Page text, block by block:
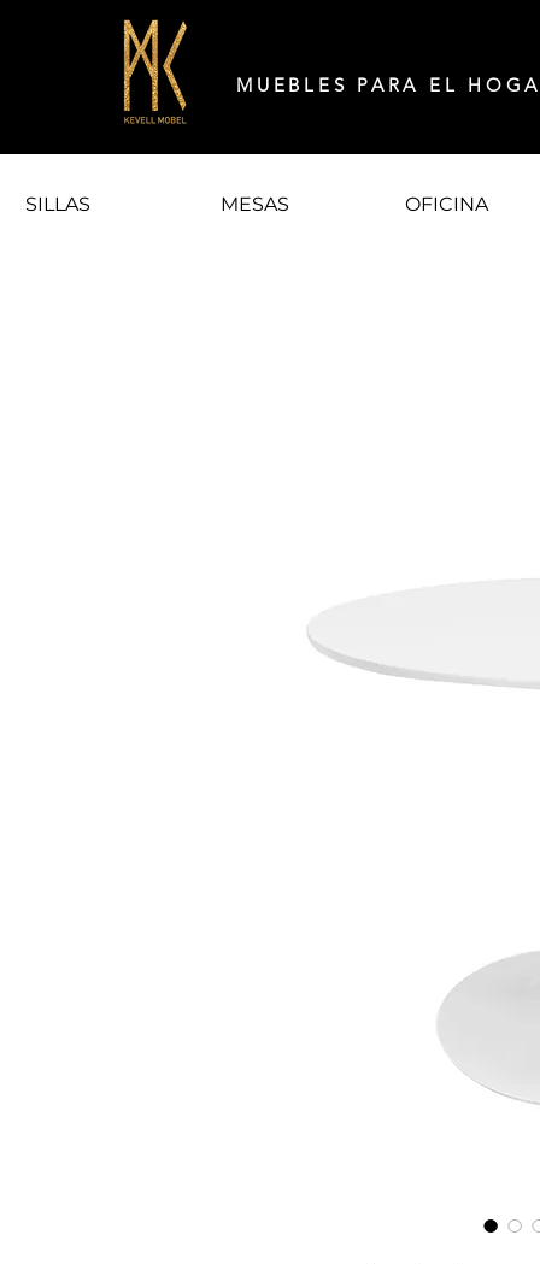
MUEBLES PARA EL
SILLAS MESAS OFICINA